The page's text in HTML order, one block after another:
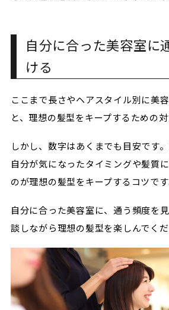
自分に合った美容室に
ける
ここまで長さやヘアスタイル別に美
と、理想の髪型をキープするための
しかし、数字はあくまでも目安です。
自分が気になったタイミングや髪質
のが理想の髪型をキープするコツです
自分に合った美容室に、通う頻度を
談しながら理想の髪型を楽しんでくだ